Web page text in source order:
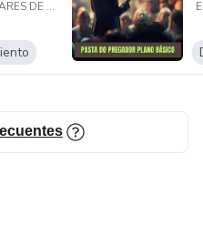
EDIRLAN SOARES DE ALVES SILVA